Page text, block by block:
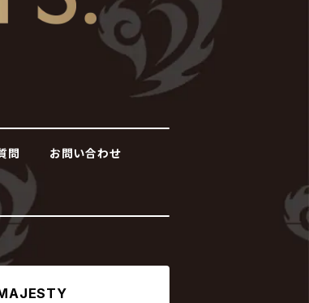
問 お問い合わせ